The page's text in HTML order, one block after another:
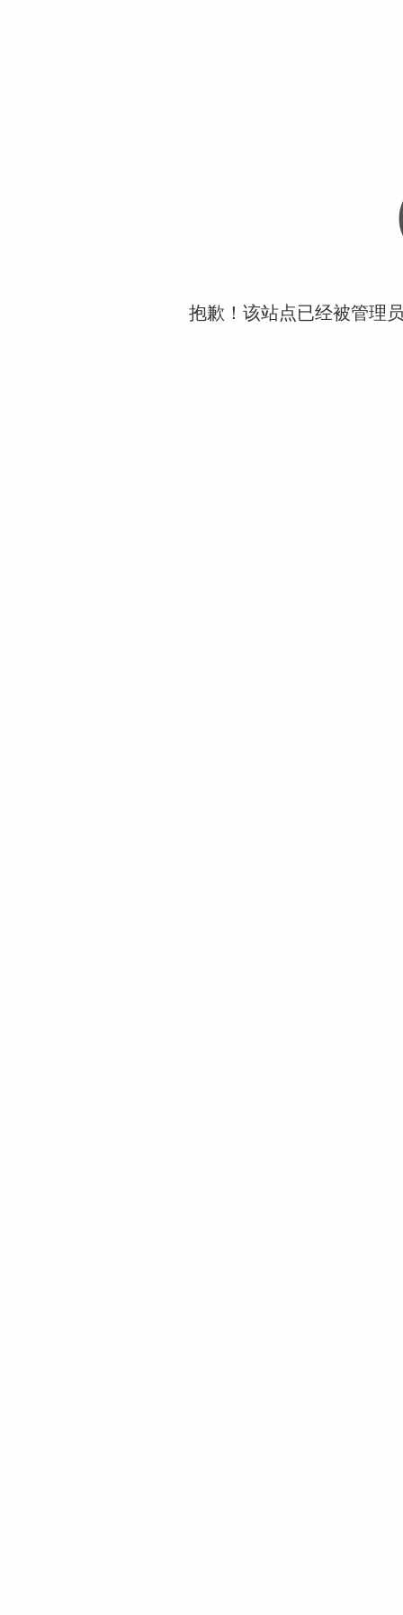
抱歉！该站点已经被管理